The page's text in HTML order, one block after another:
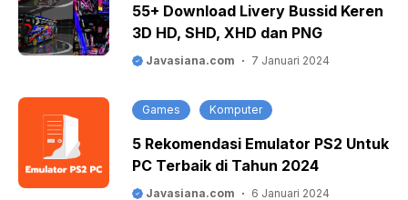
55+ Download Livery Bussid Keren
3D HD, SHD, XHD dan PNG
Javasiana.com 7 Januari 2024
Games Komputer
5 Rekomendasi Emulator PS2 Untuk
PC Terbaik di Tahun 2024
Javasiana.com 6 Januari 2024